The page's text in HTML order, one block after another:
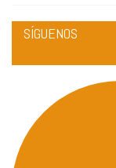
SÍGUENOS